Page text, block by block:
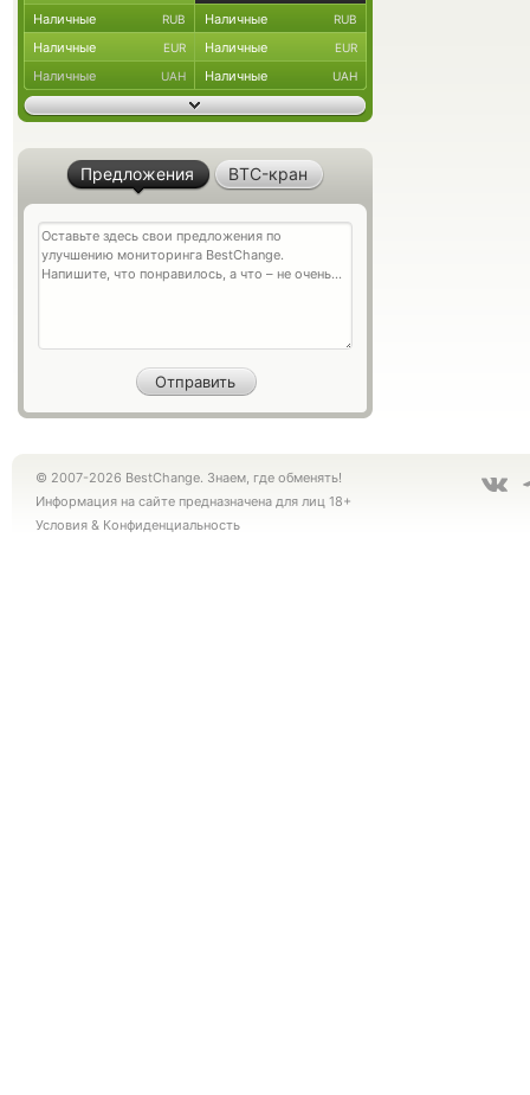
Наличные RUB Наличные RUB
Наличные EUR Наличные EUR
Наличные UAH Наличные UAH
Предложения BTC-кран
© 2007-2026 BestChange. Знаем, где обменять!
Информация на сайте предназначена для лиц 18+
Условия & Конфиденциальность